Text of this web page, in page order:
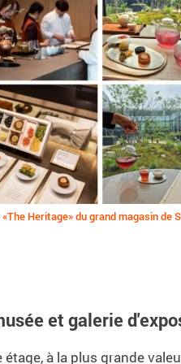
Heritage» du grand magasin de
et galerie
étage, à la plus grande